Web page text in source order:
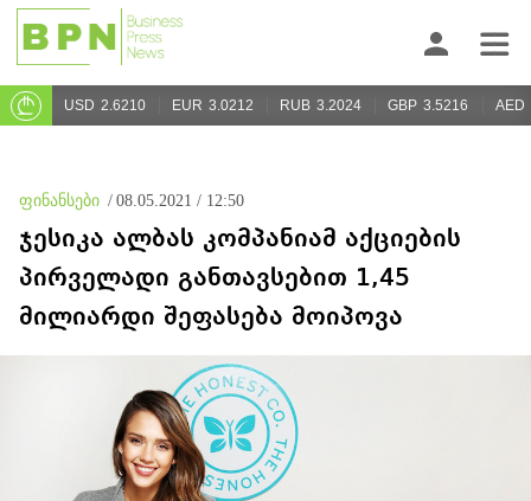
USD 2.6210 EUR 3.0212 RUB 3.2024 GBP 3.5216 AED
ფინანსები / 08.05.2021 / 12:50
ჯესიკა ალბას კომპანიამ აქციების
პირველადი განთავსებით 1,45
მილიარდი შეფასება მოიპოვა